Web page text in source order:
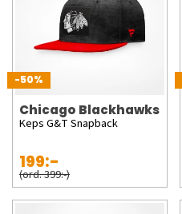
-50%
Chicago Blackhawks
Keps G&T Snapback
199:-
(ord. 399:-)